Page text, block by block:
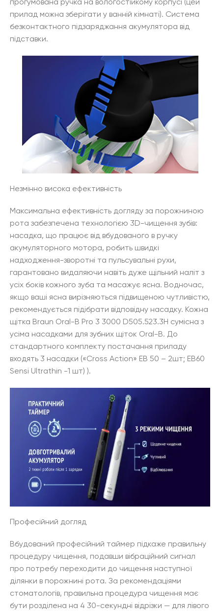
прогумована ручка на вологостійкому корпусі (цей
прилад можна зберігати у ванній кімнаті). Система
безконтактного підзаряджання акумулятора від
підставки.
Незмінно висока ефективність
Максимальна ефективність догляду за порожниною
рота забезпечена технологією 3D-чищення зубів:
насадка, що працює від вбудованого в ручку
акумуляторного мотора, робить швидкі
надходження-зворотні та пульсувальні рухи,
гарантовано видаляючи навіть дуже щільний наліт з
усіх боків кожного зуба та масажує ясна. Водночас,
якщо ваші ясна вирізняються підвищеною чутливістю,
рекомендується підібрати відповідну насадку. Кожна
щітка Braun Oral-B Pro 3 3000 D505.523.3H сумісна з
усіма насадками для зубних щіток Oral-B. До
стандартного комплекту постачання приладу
входять 3 насадки («Cross Action» EB 50 – 2шт; EB60
Sensi Ultrathin -1 шт) ).
Професійний догляд
Вбудований професійний таймер підкаже правильну
процедуру чищення, подавши вібраційний сигнал
про потребу переходити до чищення наступної
ділянки в порожнині рота. За рекомендаціями
стоматологів, правильна процедура чищення має
бути розділена на 4 30-секундні відрізки — для лівого